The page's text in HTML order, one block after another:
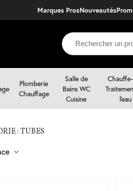
Marques ProsNouveautés
Plomberie
Chauffage
Salle de
Bains WC
Cuisine
l'eau
: TUBES